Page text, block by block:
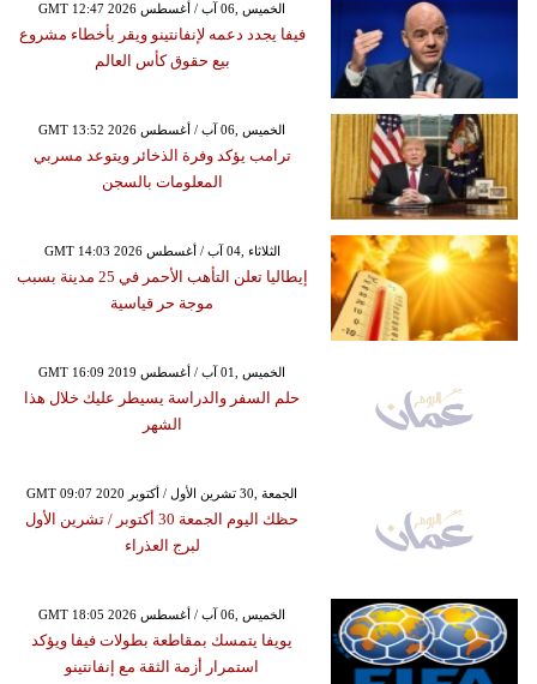
GMT 12:47 2026 الخميس ,06 آب / أغسطس
فيفا يجدد دعمه لإنفانتينو ويقر بأخطاء مشروع
بيع حقوق كأس العالم
GMT 13:52 2026 الخميس ,06 آب / أغسطس
ترامب يؤكد وفرة الذخائر ويتوعد مسربي
المعلومات بالسجن
GMT 14:03 2026 الثلاثاء ,04 آب / أغسطس
إيطاليا تعلن التأهب الأحمر في 25 مدينة بسبب
موجة حر قياسية
GMT 16:09 2019 الخميس ,01 آب / أغسطس
حلم السفر والدراسة يسيطر عليك خلال هذا
الشهر
GMT 09:07 2020 الجمعة ,30 تشرين الأول / أكتوبر
حظك اليوم الجمعة 30 أكتوبر / تشرين الأول
لبرج العذراء
GMT 18:05 2026 الخميس ,06 آب / أغسطس
يويفا يتمسك بمقاطعة بطولات فيفا ويؤكد
استمرار أزمة الثقة مع إنفانتينو